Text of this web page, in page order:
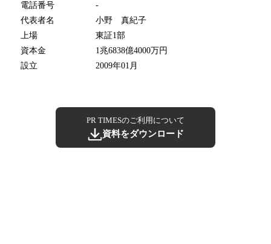
電話番号
-
代表者名
小野 真紀子
上場
東証1部
資本金
1兆6838億4000万円
設立
2009年01月
PR TIMESのご利用について
資料をダウンロード